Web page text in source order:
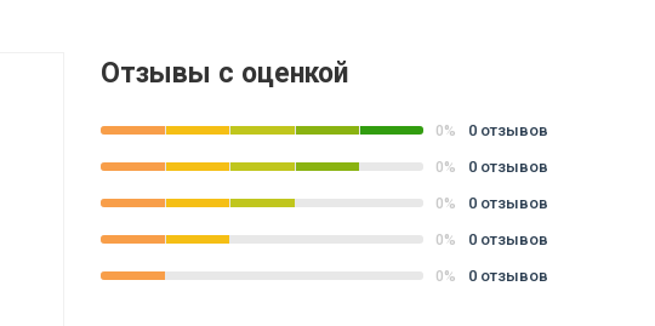
Отзывы с оценкой
0% 0 отзывов
0% 0 отзывов
0% 0 отзывов
0% 0 отзывов
0% 0 отзывов